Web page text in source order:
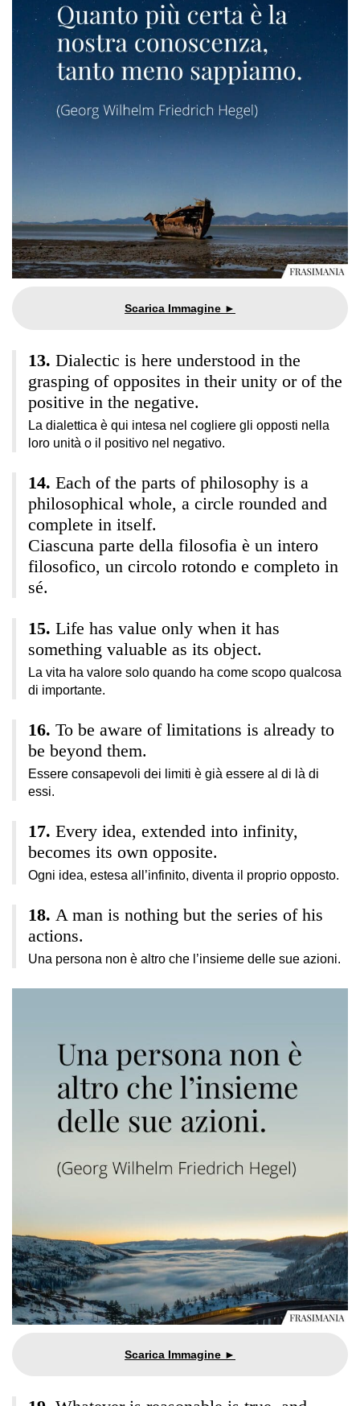
Dialectic is here understood in the
grasping of opposites in their unity or of the
positive in the negative.
La dialettica è qui intesa nel cogliere gli opposti nella
loro unità o il positivo nel negativo.
Each of the parts of philosophy is a
philosophical whole, a circle rounded and
complete in itself.
Ciascuna parte della filosofia è un intero
filosofico, un circolo rotondo e completo in
sé.
Life has value only when it has
something valuable as its object.
La vita ha valore solo quando ha come scopo qualcosa
di importante.
To be aware of limitations is already to
be beyond them.
Essere consapevoli dei limiti è già essere al di là di
essi.
Every idea, extended into infinity,
becomes its own opposite.
Ogni idea, estesa all’infinito, diventa il proprio opposto.
A man is nothing but the series of his
actions.
Una persona non è altro che l’insieme delle sue azioni.